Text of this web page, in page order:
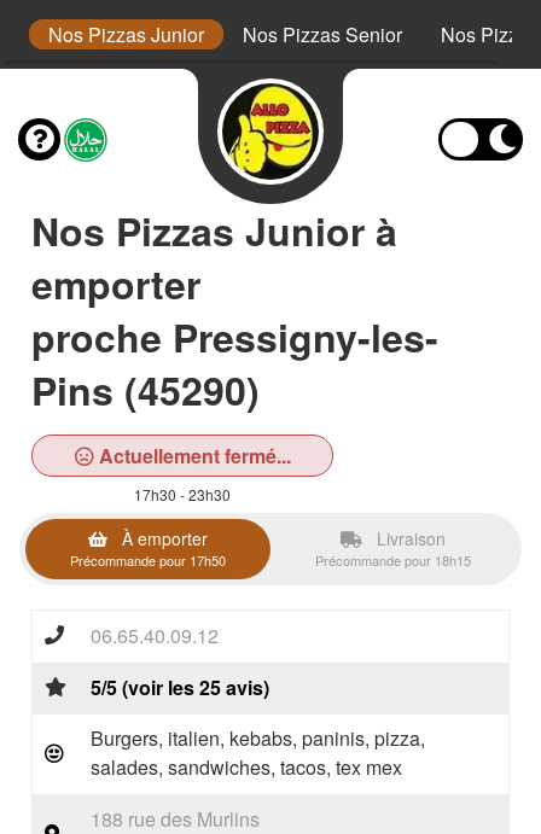
Nos Pizzas Junior Nos Pizzas Senior Nos Pizza
Nos Pizzas Junior à
emporter
proche Pressigny-les-
Pins (45290)
Actuellement fermé...
17h30 - 23h30
À emporter
Précommande pour 17h50
Livraison
Précommande pour 18h15
06.65.40.09.12
5/5 (voir les 25 avis)
Burgers, italien, kebabs, paninis, pizza,
salades, sandwiches, tacos, tex mex
188 rue des Murlins